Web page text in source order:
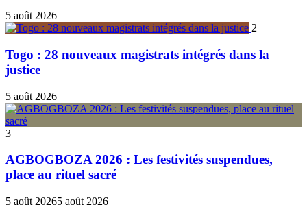
5 août 2026
2
Togo : 28 nouveaux magistrats intégrés dans la
justice
5 août 2026
3
AGBOGBOZA 2026 : Les festivités suspendues,
place au rituel sacré
5 août 20265 août 2026